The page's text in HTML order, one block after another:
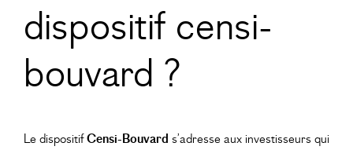
dispositif censi-
bouvard ?
Le dispositifCensi-Bouvard s’adresse aux investisseurs qui